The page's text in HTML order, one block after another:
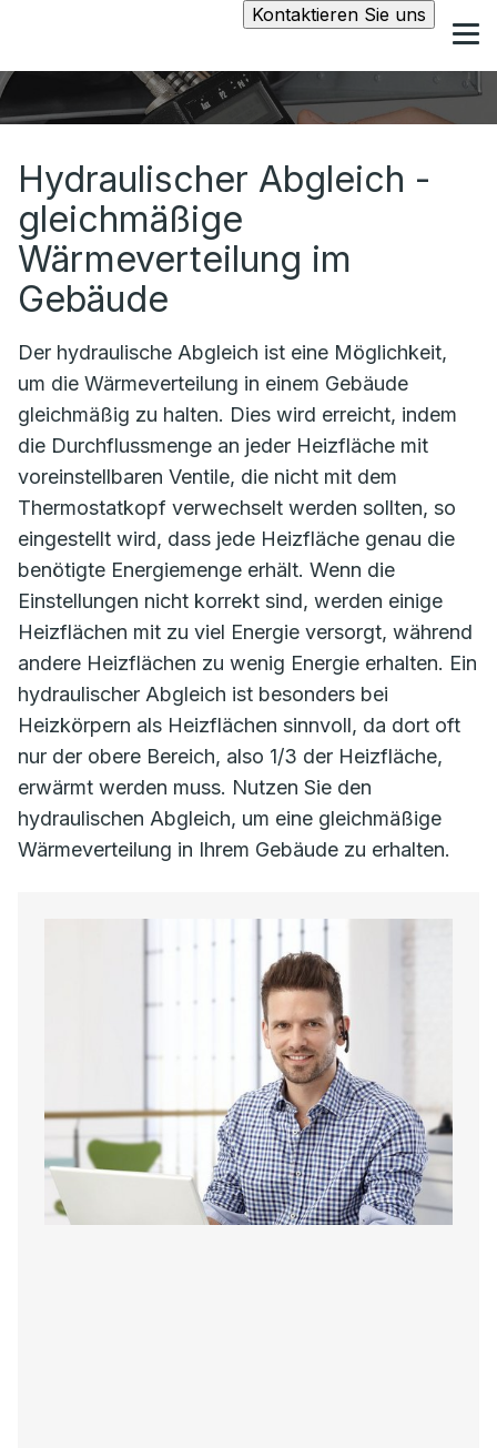
Kontaktieren Sie uns
Hydraulischer Abgleich -
gleichmäßige
Wärmeverteilung im
Gebäude
Der hydraulische Abgleich ist eine Möglichkeit,
um die Wärmeverteilung in einem Gebäude
gleichmäßig zu halten. Dies wird erreicht, indem
die Durchflussmenge an jeder Heizfläche mit
voreinstellbaren Ventile, die nicht mit dem
Thermostatkopf verwechselt werden sollten, so
eingestellt wird, dass jede Heizfläche genau die
benötigte Energiemenge erhält. Wenn die
Einstellungen nicht korrekt sind, werden einige
Heizflächen mit zu viel Energie versorgt, während
andere Heizflächen zu wenig Energie erhalten. Ein
hydraulischer Abgleich ist besonders bei
Heizkörpern als Heizflächen sinnvoll, da dort oft
nur der obere Bereich, also 1/3 der Heizfläche,
erwärmt werden muss. Nutzen Sie den
hydraulischen Abgleich, um eine gleichmäßige
Wärmeverteilung in Ihrem Gebäude zu erhalten.